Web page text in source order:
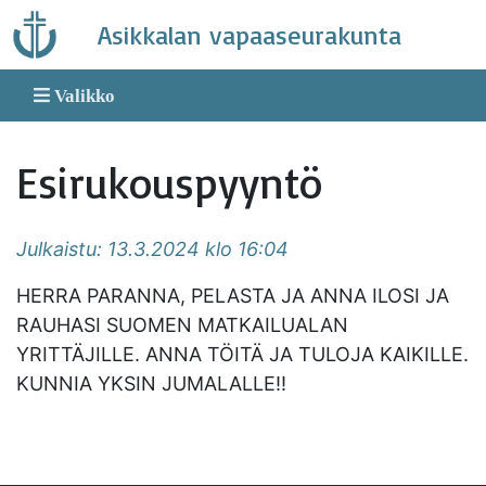
Skip
to
content
Asikkalan vapaaseurakunta
Valikko
Esirukouspyyntö
Julkaistu: 13.3.2024 klo 16:04
HERRA PARANNA, PELASTA JA ANNA ILOSI JA
RAUHASI SUOMEN MATKAILUALAN
YRITTÄJILLE. ANNA TÖITÄ JA TULOJA KAIKILLE.
KUNNIA YKSIN JUMALALLE!!